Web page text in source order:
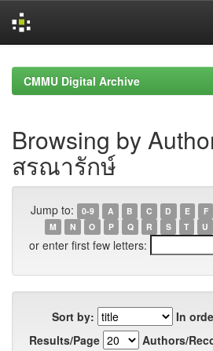
navigationCMMU Digital Archive
Browsing by
สรณารักษ์
Jump to: 0-9 A B C D E F
M
N O P Q R S T U
or enter first few letters:
Sort by:
In
Results/Page
Authors/